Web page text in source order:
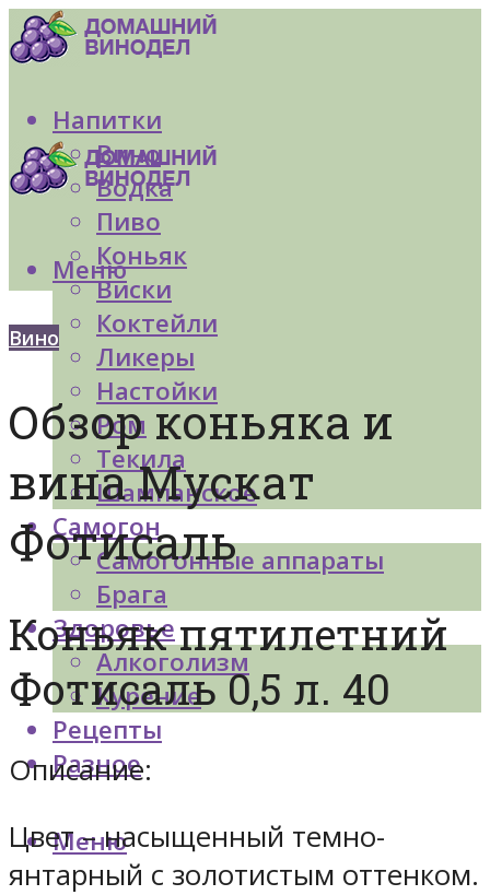
Напитки
Вино
Водка
Пиво
Коньяк
Виски
Коктейли
Ликеры
Настойки
Ром
Текила
Шампанское
Самогон
Самогонные аппараты
Брага
Здоровье
Алкоголизм
Курение
Рецепты
Разное
Меню
Меню
Вино
Обзор коньяка и
вина Мускат
Фотисаль
Коньяк пятилетний
Фотисаль 0,5 л. 40
Описание:
Цвет – насыщенный темно-
янтарный с золотистым оттенком.